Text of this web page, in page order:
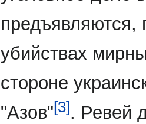
предъявляются,
убийствах
стороне
"Азов"[3]. Ревей